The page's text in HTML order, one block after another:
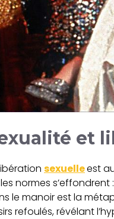
et
sexuelleest
normes s’effondrent :
le manoir est la
refoulés, révélant